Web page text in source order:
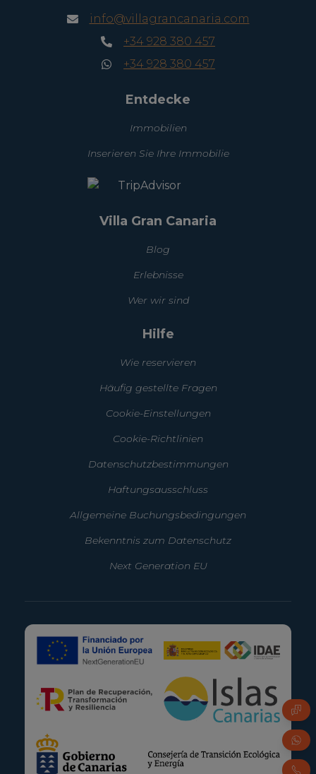
info@villagrancanaria.com
+34 928 380 457
+34 928 380 457
Entdecke
Immobilien
Inserieren Sie Ihre Immobilie
Villa Gran Canaria
Blog
Erlebnisse
Wer wir sind
Hilfe
Wie reservieren
Häufig gestellte Fragen
Cookie-Einstellungen
Cookie-Richtlinien
Datenschutzbestimmungen
Haftungsausschluss
Allgemeine Buchungsbedingungen
Bekenntnis zum Datenschutz
Next Generation EU